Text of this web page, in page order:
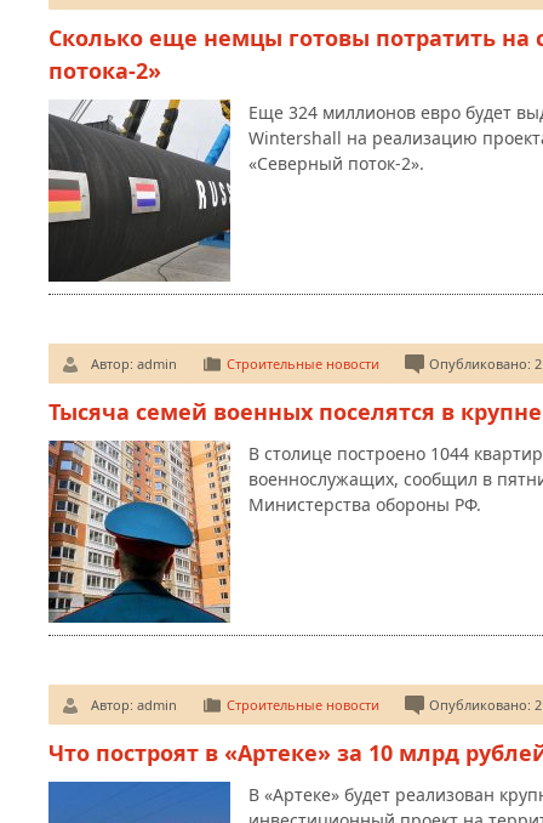
Сколько еще немцы готовы потратить на
потока-2»
Еще 324 миллионов евро будет
Wintershall на реализацию
«Северный поток-2».
Автор: admin Строительные новости Опубликовано:
Тысяча семей военных поселятся в
В столице построено 1044
военнослужащих, сообщил в
Министерства обороны РФ.
Автор: admin Строительные новости Опубликовано:
Что построят в «Артеке» за 10 млрд
В «Артеке» будет реализован